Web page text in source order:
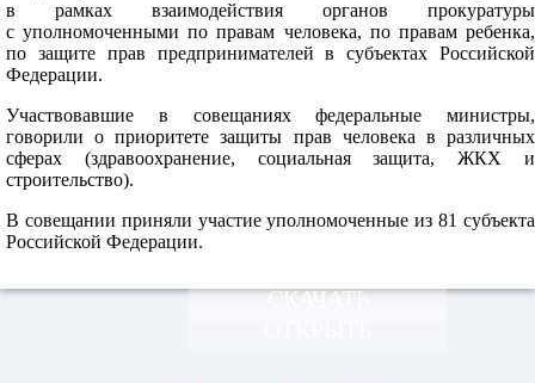
в рамках взаимодействия органов прокуратуры
с уполномоченными по правам человека, по правам ребенка,
по защите прав предпринимателей в субъектах Российской
Федерации.
Участвовавшие в совещаниях федеральные министры,
говорили о приоритете защиты прав человека в различных
сферах (здравоохранение, социальная защита, ЖКХ и
строительство).
В совещании приняли участие уполномоченные из 81 субъекта
Российской Федерации.
СКАЧАТЬ